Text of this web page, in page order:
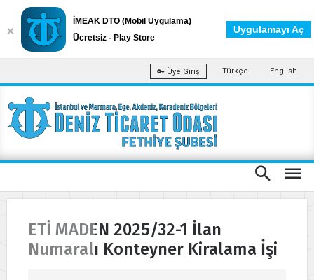
Üye Giriş Türkçe English
ETİ MADEN 2025/32-1 İlan
Numaralı Konteyner Kiralama İşi
İMEAK DTO (Mobil Uygulama)
Ücretsiz - Play Store
Uygulamayı Aç